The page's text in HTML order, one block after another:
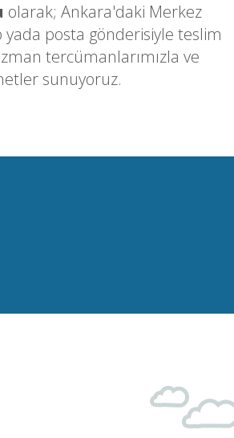
olarak; Ankara'daki Merkez
yada posta gönderisiyle teslim
tercümanlarımızla ve
sunuyoruz.